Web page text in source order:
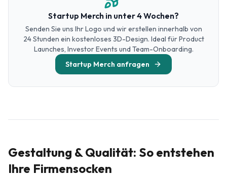
Startup Merch in unter 4 Wochen?
Senden Sie uns Ihr Logo und wir erstellen innerhalb von
24 Stunden ein kostenloses 3D-Design. Ideal für Product
Launches, Investor Events und Team-Onboarding.
Startup Merch anfragen
Gestaltung & Qualität: So entstehen
Ihre Firmensocken